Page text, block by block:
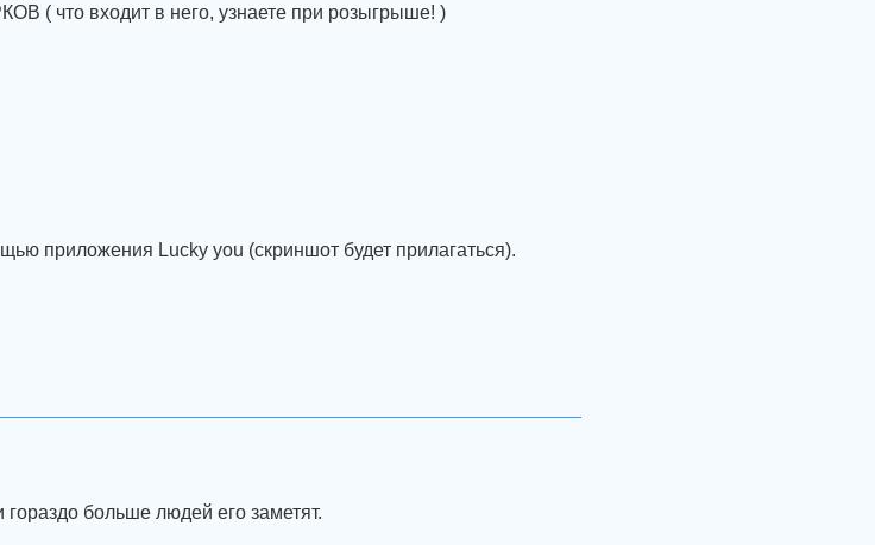
входит в него, узнаете при розыгрыше! )
приложения Lucky you (скриншот будет прилагаться).
гораздо больше людей его заметят.